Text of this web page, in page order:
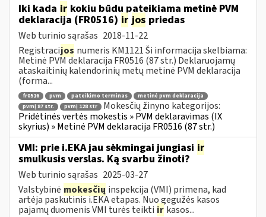
Iki kada ir kokiu būdu pateikiama metinė PVM
deklaracija (FR0516) ir jos priedas
Web turinio sąrašas 2018-11-22
Registracijos numeris KM1121 Ši informacija skelbiama:
Metinė PVM deklaracija FR0516 (87 str.) Deklaruojamų
ataskaitinių kalendorinių metų metinė PVM deklaracija
(forma...
fr0516 pvm pateikimo terminas
metinė pvm deklaracija
pvmį 87 str.
pvmį 128 str
Mokesčių žinyno kategorijos:
Pridėtinės vertės mokestis » PVM deklaravimas (IX
skyrius) » Metinė PVM deklaracija FR0516 (87 str.)
VMI: prie i.EKA jau sėkmingai jungiasi ir
smulkusis verslas. Ką svarbu žinoti?
Web turinio sąrašas 2025-03-27
Valstybinė mokesčių inspekcija (VMI) primena, kad
artėja paskutinis i.EKA etapas. Nuo gegužės kasos
pajamų duomenis VMI turės teikti ir kasos...